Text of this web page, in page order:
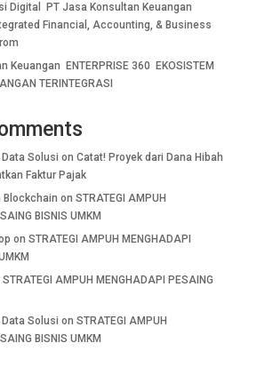
Digital PT Jasa Konsultan Keuangan
Financial, Accounting, & Business
Keuangan ENTERPRISE 360 EKOSISTEM
TERINTEGRASI
Data Solusi on Catat! Proyek dari Dana Hibah
Faktur Pajak
Blockchain on STRATEGI AMPUH
BISNIS UMKM
on STRATEGI AMPUH MENGHADAPI
STRATEGI AMPUH MENGHADAPI PESAING
Data Solusi on STRATEGI AMPUH
BISNIS UMKM